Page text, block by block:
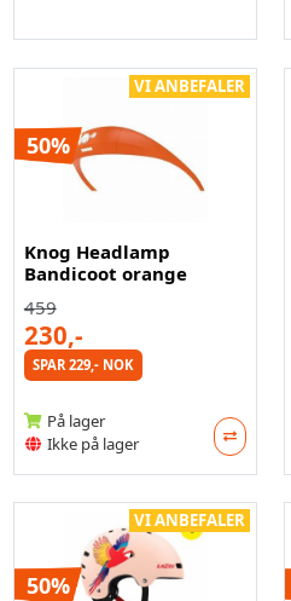
VI ANBEFALER
50%
Knog Headlamp
Bandicoot orange
459
230,-
SPAR 229,- NOK
På lager
Ikke på lager
VI ANBEFALER
50%